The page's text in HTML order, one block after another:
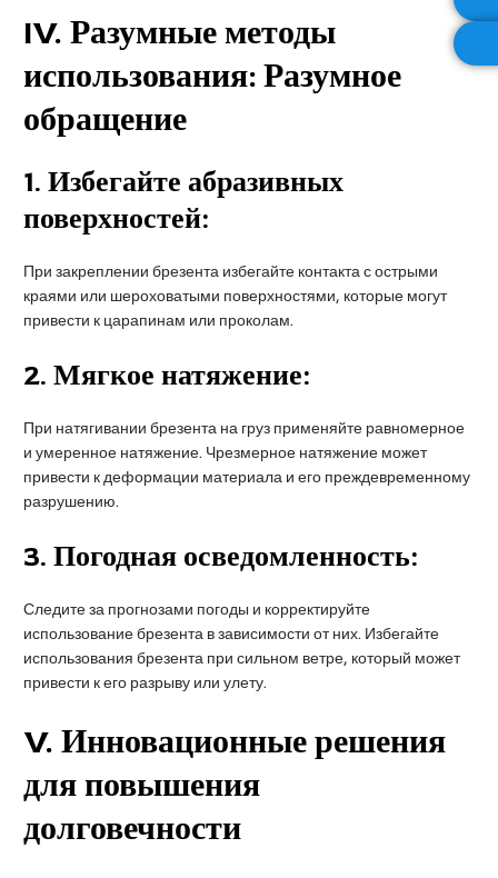
IV. Разумные методы
использования: Разумное
обращение
1.Избегайте абразивных
поверхностей:
При закреплении брезента избегайте контакта с острыми
краями или шероховатыми поверхностями, которые могут
привести к царапинам или проколам.
2.Мягкое натяжение:
При натягивании брезента на груз применяйте равномерное
и умеренное натяжение. Чрезмерное натяжение может
привести к деформации материала и его преждевременному
разрушению.
3.Погодная осведомленность:
Следите за прогнозами погоды и корректируйте
использование брезента в зависимости от них. Избегайте
использования брезента при сильном ветре, который может
привести к его разрыву или улету.
V. Инновационные решения
для повышения
долговечности